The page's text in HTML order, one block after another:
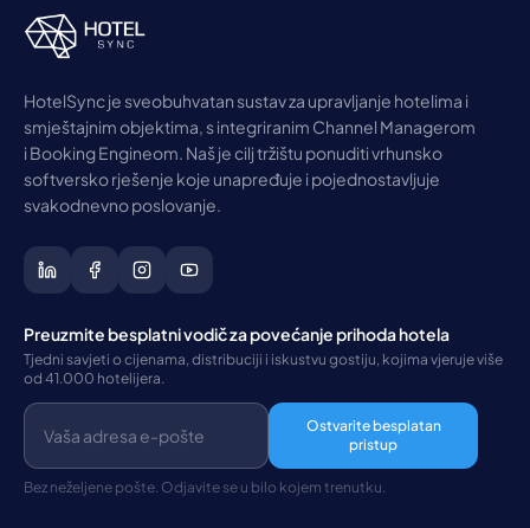
HotelSync je sveobuhvatan sustav za upravljanje hotelima i
smještajnim objektima, s integriranim Channel Managerom
i Booking Engineom. Naš je cilj tržištu ponuditi vrhunsko
softversko rješenje koje unapređuje i pojednostavljuje
svakodnevno poslovanje.
Preuzmite besplatni vodič za povećanje prihoda hotela
Tjedni savjeti o cijenama, distribuciji i iskustvu gostiju, kojima vjeruje više
od 41.000 hotelijera.
Ostvarite besplatan
pristup
Bez neželjene pošte. Odjavite se u bilo kojem trenutku.